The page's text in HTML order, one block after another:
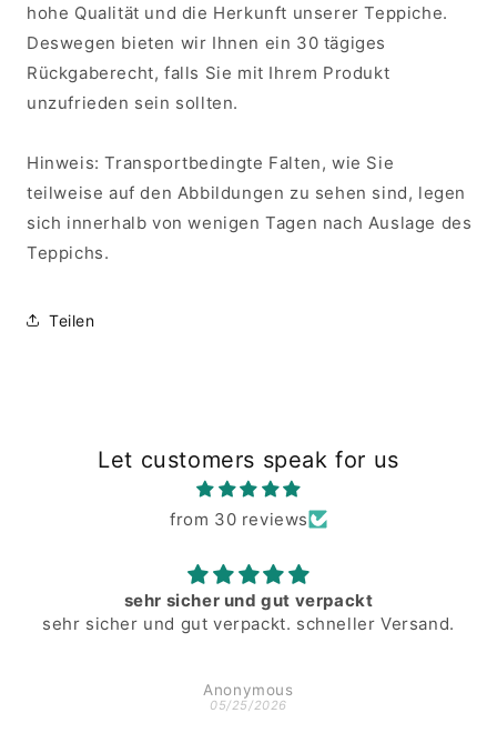
hohe Qualität und die Herkunft unserer Teppiche.
Deswegen bieten wir Ihnen ein 30 tägiges
Rückgaberecht, falls Sie mit Ihrem Produkt
unzufrieden sein sollten.
Hinweis: Transportbedingte Falten, wie Sie
teilweise auf den Abbildungen zu sehen sind, legen
sich innerhalb von wenigen Tagen nach Auslage des
Teppichs.
Teilen
Let customers speak for us
from 30 reviews
sehr sicher und gut verpackt
sehr sicher und gut verpackt. schneller Versand.
Anonymous
05/25/2026